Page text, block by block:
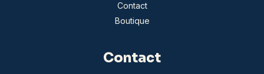
Contact
Boutique
Contact